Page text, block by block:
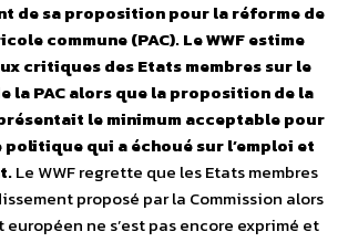
de sa proposition pour la réforme de
commune (PAC). Le WWF estime
critiques des Etats membres sur le
la PAC alors que la proposition de la
le minimum acceptable pour
qui a échoué sur l’emploi et
Le WWF regrette que les Etats membres
proposé par la Commission alors
ne s’est pas encore exprimé et